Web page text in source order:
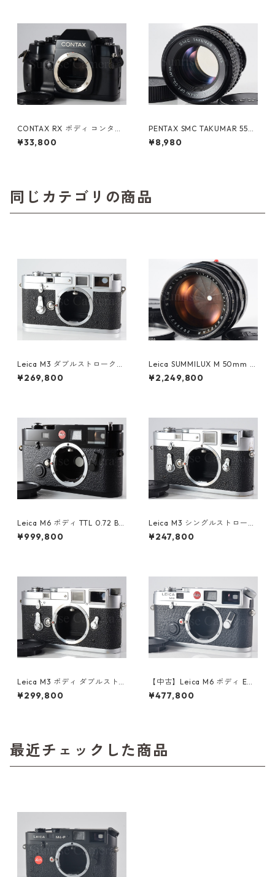
CONTAX RX ボディ コンタッ
クス（61072）
¥33,800
PENTAX SMC TAKUMAR 55m
m F1.8 M42 ペンタックス（61
346）
¥8,980
同じカテゴリの商品
Leica M3 ダブルストローク
ボディ 整備済 ライカ (60912)
¥269,800
Leica SUMMILUX M 50mm F
1.4 ブラックペイント 初代 ラ
イカ (61465)
¥2,249,800
Leica M6 ボディ TTL 0.72 Bla
ck Paint Millennium ブラッ
クペイント ミレニアム ライカ
¥999,800
Leica M3 シングルストローク
ボディ 整備済 レンジファイン
ダーカメラ ライカ（60167）
¥247,800
Leica M3 ボディ ダブルスト
ローク 整備済 革ケース付 ライ
カ (60660)
¥299,800
【中古】Leica M6 ボディ ERN
ST LEITZ WETZLAR GMBH 刻
印 ライカ (60352)
¥477,800
最近チェックした商品